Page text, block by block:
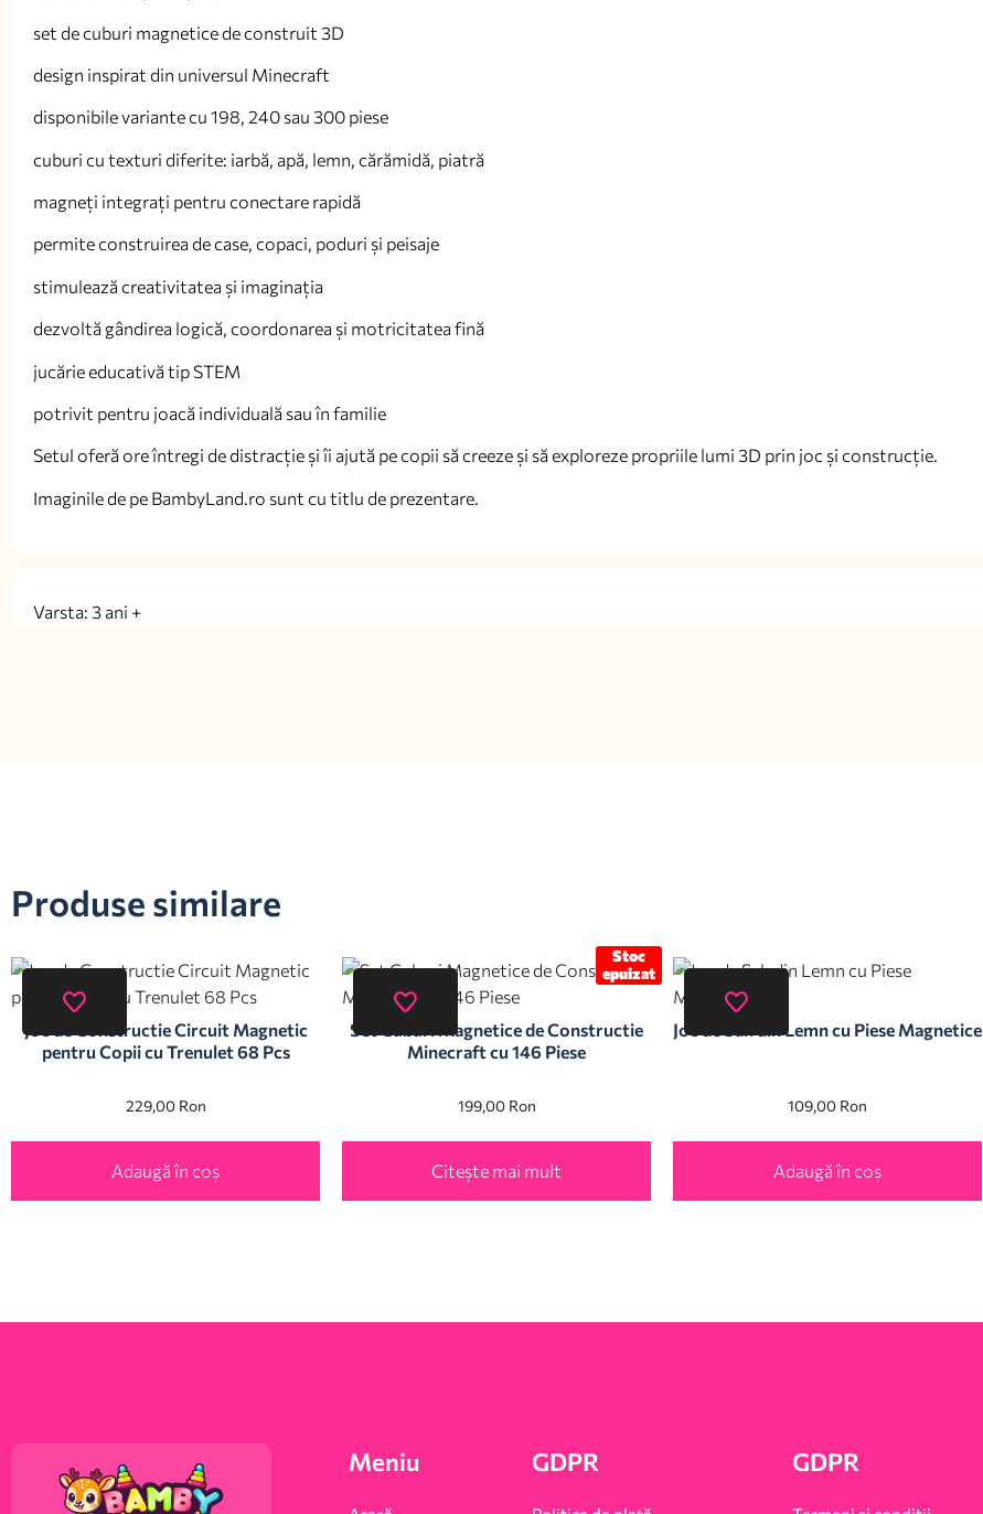
set de cuburi magnetice de construit 3D
design inspirat din universul Minecraft
disponibile variante cu 198, 240 sau 300 piese
cuburi cu texturi diferite: iarbă, apă, lemn, cărămidă, piatră
magneți integrați pentru conectare rapidă
permite construirea de case, copaci, poduri și peisaje
stimulează creativitatea și imaginația
dezvoltă gândirea logică, coordonarea și motricitatea fină
jucărie educativă tip STEM
potrivit pentru joacă individuală sau în familie
Setul oferă ore întregi de distracție și îi ajută pe copii să creeze și să exploreze propriile lumi 3D prin joc și construcție.
Imaginile de pe BambyLand.ro sunt cu titlu de prezentare.
Varsta: 3 ani +
Produse similare
Joc de Constructie Circuit Magnetic
pentru Copii cu Trenulet 68 Pcs
229,00 Ron
Adaugă în coș
Stoc
epuizat
Set Cuburi Magnetice de Constructie
Minecraft cu 146 Piese
199,00 Ron
Citește mai mult
Joc de Sah din Lemn cu Piese Magnetice
109,00 Ron
Adaugă în coș
Meniu GDPR GDPR